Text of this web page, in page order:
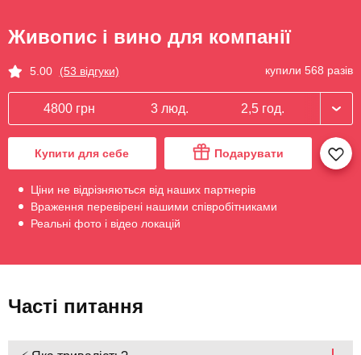
Живопис і вино для компанії
5.00 (53 відгуки) купили 568 разів
4800 грн 3 люд. 2,5 год.
Купити для себе Подарувати
Ціни не відрізняються від наших партнерів
Враження перевірені нашими співробітниками
Реальні фото і відео локацій
Часті питання